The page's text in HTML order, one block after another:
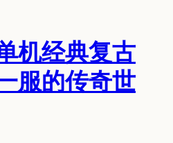
机经典复古
服的传奇世